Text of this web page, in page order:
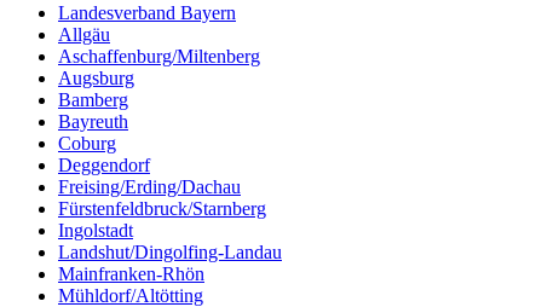
Landesverband Bayern
Allgäu
Aschaffenburg/Miltenberg
Augsburg
Bamberg
Bayreuth
Coburg
Deggendorf
Freising/Erding/Dachau
Fürstenfeldbruck/Starnberg
Ingolstadt
Landshut/Dingolfing-Landau
Mainfranken-Rhön
Mühldorf/Altötting